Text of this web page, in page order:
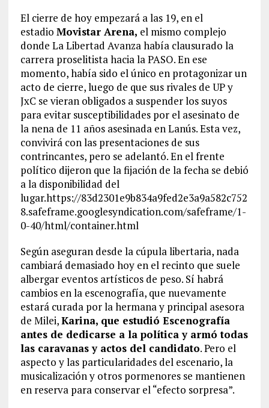
El cierre de hoy empezará a las 19, en el
estadio Movistar Arena, el mismo complejo
donde La Libertad Avanza había clausurado la
carrera proselitista hacia la PASO. En ese
momento, había sido el único en protagonizar un
acto de cierre, luego de que sus rivales de UP y
JxC se vieran obligados a suspender los suyos
para evitar susceptibilidades por el asesinato de
la nena de 11 años asesinada en Lanús. Esta vez,
convivirá con las presentaciones de sus
contrincantes, pero se adelantó. En el frente
político dijeron que la fijación de la fecha se debió
a la disponibilidad del
lugar.https://83d2301e9b834a9fed2e3a9a582c752
8.safeframe.googlesyndication.com/safeframe/1-
0-40/html/container.html
Según aseguran desde la cúpula libertaria, nada
cambiará demasiado hoy en el recinto que suele
albergar eventos artísticos de peso. Sí habrá
cambios en la escenografía, que nuevamente
estará curada por la hermana y principal asesora
de Milei,Karina, que estudió Escenografía
antes de dedicarse a la política y armó todas
las caravanas y actos del candidato. Pero el
aspecto y las particularidades del escenario, la
musicalización y otros pormenores se mantienen
en reserva para conservar el “efecto sorpresa”.